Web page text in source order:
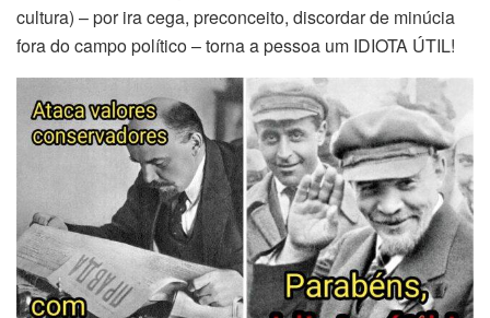
cultura) – por ira cega, preconceito, discordar de minúcia
fora do campo político – torna a pessoa um IDIOTA ÚTIL!